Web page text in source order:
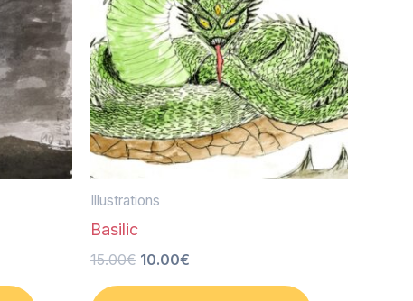
Illustrations
Basilic
15.00€
15.00€.
10.00€
10.00€.